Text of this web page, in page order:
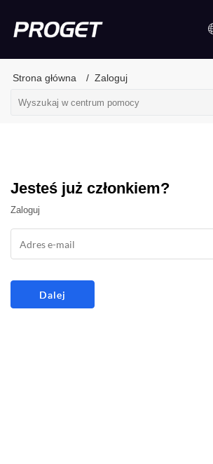
Strona główna Zaloguj
Jesteś już członkiem?
Zaloguj